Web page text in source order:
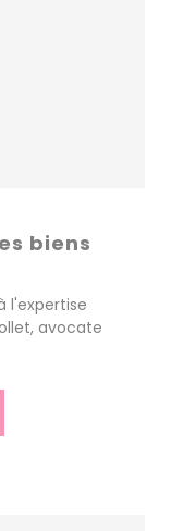
biens
l'expertise
avocate